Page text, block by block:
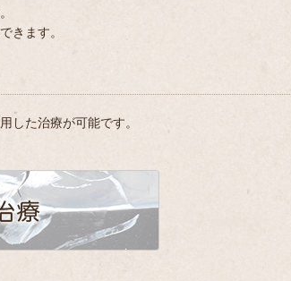
きます。
した治療が可能です。